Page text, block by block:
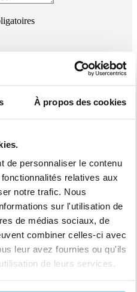
À propos des cookies
de personnaliser le contenu
relatives aux
notre trafic. Nous
sur l'utilisation de
de médias sociaux, de
combiner celles-ci avec
leur avez fournies ou qu'ils
de leurs services.
Medical traite mes données
le but de recevoir du
des offres, invitations aux
que des informations sur les